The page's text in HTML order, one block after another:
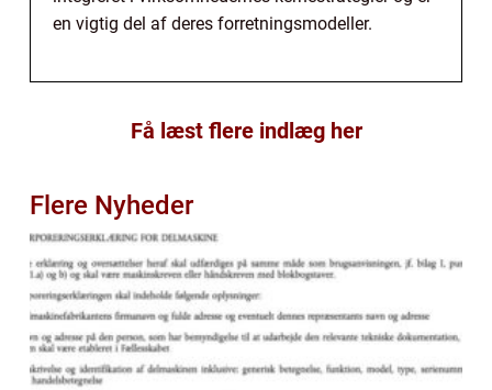
en vigtig del af deres forretningsmodeller.
Få læst flere indlæg her
Flere Nyheder